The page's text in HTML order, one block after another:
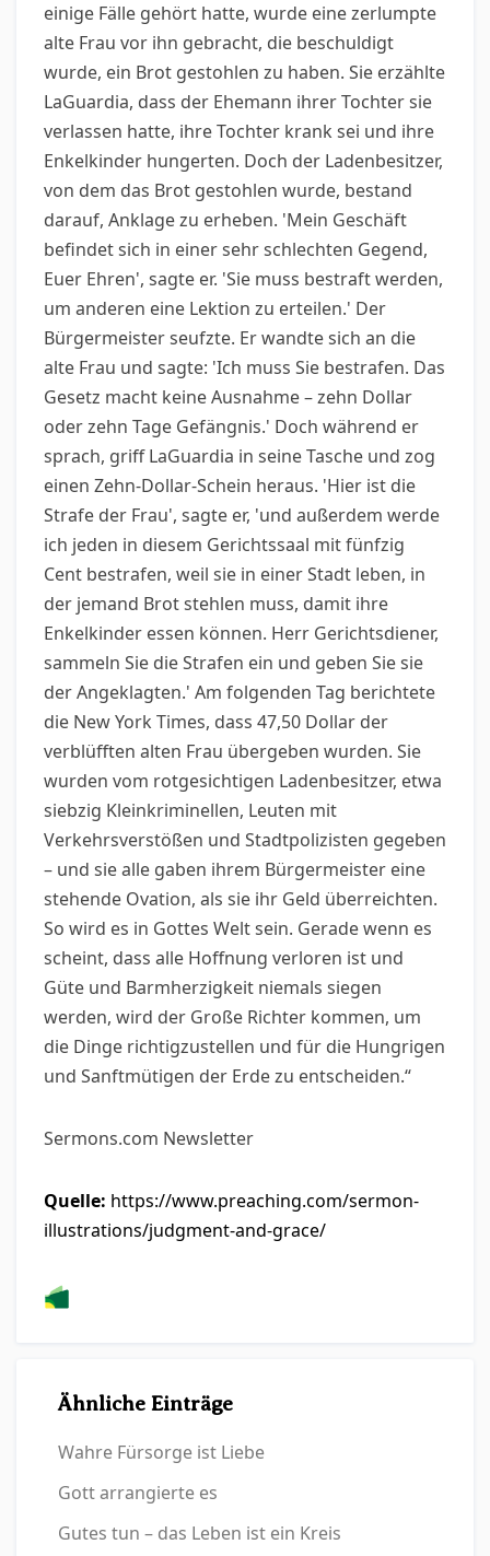
einige Fälle gehört hatte, wurde eine zerlumpte
alte Frau vor ihn gebracht, die beschuldigt
wurde, ein Brot gestohlen zu haben. Sie erzählte
LaGuardia, dass der Ehemann ihrer Tochter sie
verlassen hatte, ihre Tochter krank sei und ihre
Enkelkinder hungerten. Doch der Ladenbesitzer,
von dem das Brot gestohlen wurde, bestand
darauf, Anklage zu erheben. 'Mein Geschäft
befindet sich in einer sehr schlechten Gegend,
Euer Ehren', sagte er. 'Sie muss bestraft werden,
um anderen eine Lektion zu erteilen.' Der
Bürgermeister seufzte. Er wandte sich an die
alte Frau und sagte: 'Ich muss Sie bestrafen. Das
Gesetz macht keine Ausnahme – zehn Dollar
oder zehn Tage Gefängnis.' Doch während er
sprach, griff LaGuardia in seine Tasche und zog
einen Zehn-Dollar-Schein heraus. 'Hier ist die
Strafe der Frau', sagte er, 'und außerdem werde
ich jeden in diesem Gerichtssaal mit fünfzig
Cent bestrafen, weil sie in einer Stadt leben, in
der jemand Brot stehlen muss, damit ihre
Enkelkinder essen können. Herr Gerichtsdiener,
sammeln Sie die Strafen ein und geben Sie sie
der Angeklagten.' Am folgenden Tag berichtete
die New York Times, dass 47,50 Dollar der
verblüfften alten Frau übergeben wurden. Sie
wurden vom rotgesichtigen Ladenbesitzer, etwa
siebzig Kleinkriminellen, Leuten mit
Verkehrsverstößen und Stadtpolizisten gegeben
– und sie alle gaben ihrem Bürgermeister eine
stehende Ovation, als sie ihr Geld überreichten.
So wird es in Gottes Welt sein. Gerade wenn es
scheint, dass alle Hoffnung verloren ist und
Güte und Barmherzigkeit niemals siegen
werden, wird der Große Richter kommen, um
die Dinge richtigzustellen und für die Hungrigen
und Sanftmütigen der Erde zu entscheiden.“
Sermons.com Newsletter
Quelle: https://www.preaching.com/sermon-
illustrations/judgment-and-grace/
Ähnliche Einträge
Wahre Fürsorge ist Liebe
Gott arrangierte es
Gutes tun – das Leben ist ein Kreis